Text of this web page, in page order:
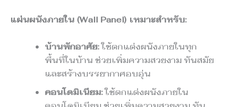
แผ่นผนังภายใน (Wall Panel) เหมาะสำหรับ:
บ้านพักอาศัย:ใช้ตกแต่งผนังภายในทุก
พื้นที่ในบ้าน ช่วยเพิ่มความสวยงาม ทันสมัย
และสร้างบรรยากาศอบอุ่น
คอนโดมิเนียม:ใช้ตกแต่งผนังภายใน